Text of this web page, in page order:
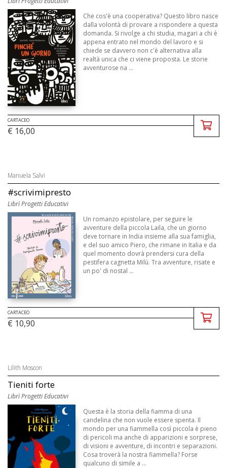
Che cos'è una cooperativa? Questo libro nasce
dalla volontà di provare a rispondere a questa
domanda. Si rivolge a chi studia, magari a chi è
appena entrato nel mondo del lavoro e si
chiede se davvero non c'è alternativa alla
realtà unica che ci viene proposta. Le storie
avventurose na ...
CARTACEO
€ 16,00
Manuela Salvi
#scrivimipresto
Librì Progetti Educativi
Un romanzo epistolare, per seguire le
avventure della piccola Laila, che un giorno
deve tornare in India insieme alla sua famiglia,
e del suo amico Piero, che rimane in Italia e da
quel momento dovrà prendersi cura della
pestifera cagnetta Milù. Tra avventure, risate e
un po' di nostal ...
CARTACEO
€ 10,90
Lilith Moscon
Tieniti forte
Librì Progetti Educativi
Questa è la storia della fiamma di una
candelina che non vuole essere spenta. Il
mondo per una fiammella così piccola è pieno
di pericoli ma anche di apparizioni e sorprese,
di visioni e avventure, di incontri e separazioni.
Cosa troverà la nostra fiammella? Forse
qualcuno di simile a ...